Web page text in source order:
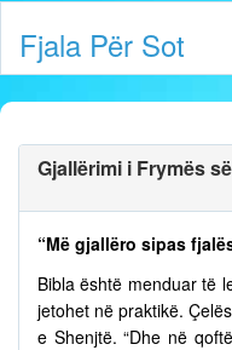
Fjala Për Sot
Gjallërimi i Frymës
“Më gjallëro sipas
Bibla është menduar të
jetohet në praktikë.
e Shenjtë. “Dhe në